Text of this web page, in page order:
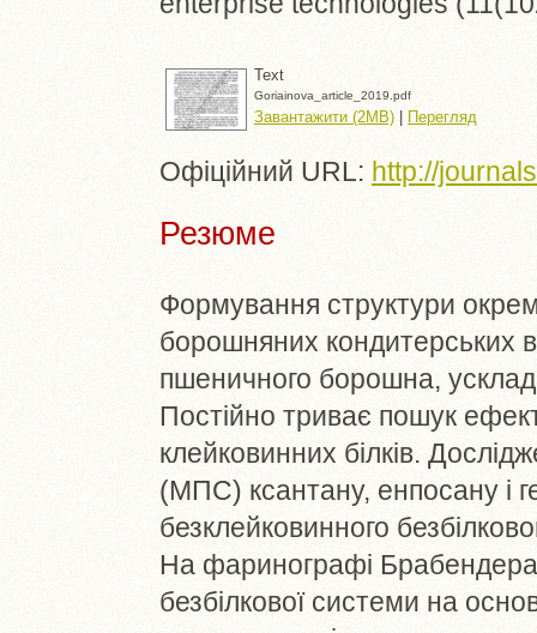
Text
Goriainova_article_2019.pdf
Завантажити (2MB) | Перегляд
Офіційний URL: http://
Резюме
Формування структури
борошняних кондитерських
пшеничного борошна,
Постійно триває пошук
клейковинних білків.
(МПС) ксантану, енпосану і
безклейковинного
На фаринографі Брабендера
безбілкової системи на